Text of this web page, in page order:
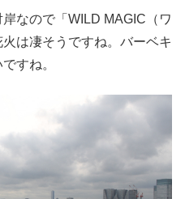
なので「WILD MAGIC（ワ
は凄そうですね。バーベキ
すね。